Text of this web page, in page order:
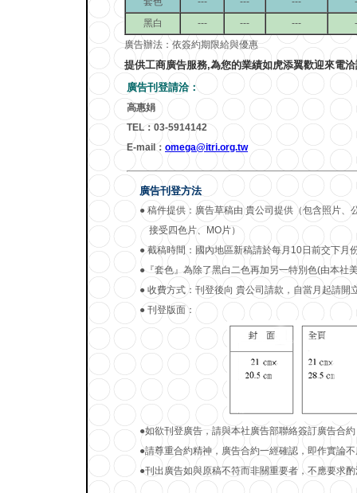
黑白
--- --- ---
廣告辦法：依簽約期限給與優惠
提供工商廣告服務,為您的業績如虎添翼歡迎來電
廣告刊登請洽：
高惠娟
TEL：03-5914142
E-mail： omega@itri.org.tw
廣告刊登方法
● 稿件提供：廣告草稿由 貴公司提供（包含照片
接受四色片、MO片）
● 截稿時間：國內地區新稿請於每月10日前交下月
●『套色』為除了黑白二色再加另一特別色(由本社
● 收費方式：刊登後向 貴公司請款，自當月起請開
● 刊登版面：
●如欲刊登廣告，請與本社廣告部聯絡簽訂廣告合約
●請尊重合約精神，廣告合約一經確認，即作實論
●刊出廣告如與原稿不符而非關重要者，不應要求